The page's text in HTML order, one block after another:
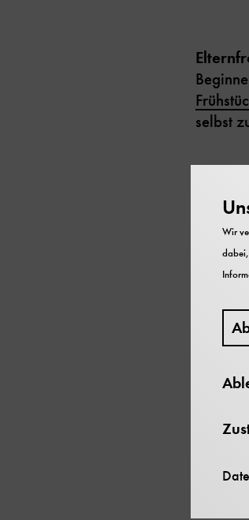
selbst
Wir